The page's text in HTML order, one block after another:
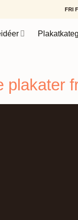
FRI
plakater